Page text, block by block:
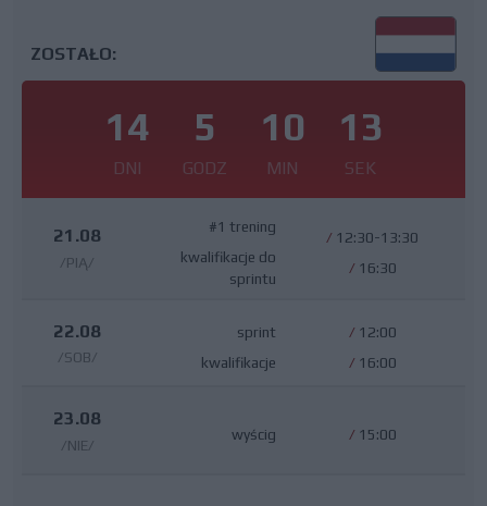
ZOSTAŁO:
14
DNI
5
GODZ
10
MIN
12
SEK
21.08
/PIĄ/
#1 trening
kwalifikacje do
sprintu
/ 12:30-13:30
/ 16:30
22.08
/SOB/
sprint
kwalifikacje
/ 12:00
/ 16:00
23.08
/NIE/
wyścig / 15:00